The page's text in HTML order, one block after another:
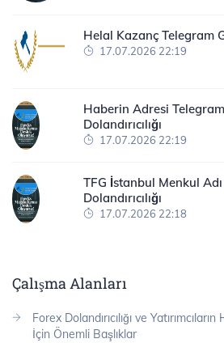
Helal Kazanç Telegram
17.07.2026 22:19
Haberin Adresi
Dolandırıcılığı
17.07.2026 22:19
TFG İstanbul Menkul
Dolandırıcılığı
17.07.2026 22:18
Çalışma Alanları
Forex Dolandırıcılığı ve
İçin Önemli Başlıklar